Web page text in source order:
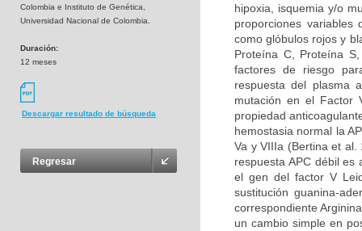
Colombia e Instituto de Genética,
Universidad Nacional de Colombia.
Duración:
12 meses
Descargar resultado de búsqueda
Regresar
hipoxia, isquemia y/o
proporciones variables
como glóbulos rojos y
Proteína C, Proteína
factores de riesgo
respuesta del plasma
mutación en el Factor
propiedad
hemostasia normal la
Va y VIIIa (Bertina et
respuesta APC débil es
el gen del factor V
sustitución guanina-
correspondiente
un cambio simple en